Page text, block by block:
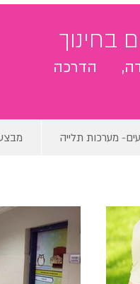
הדרכה
בחינוך
מערכות תלייה